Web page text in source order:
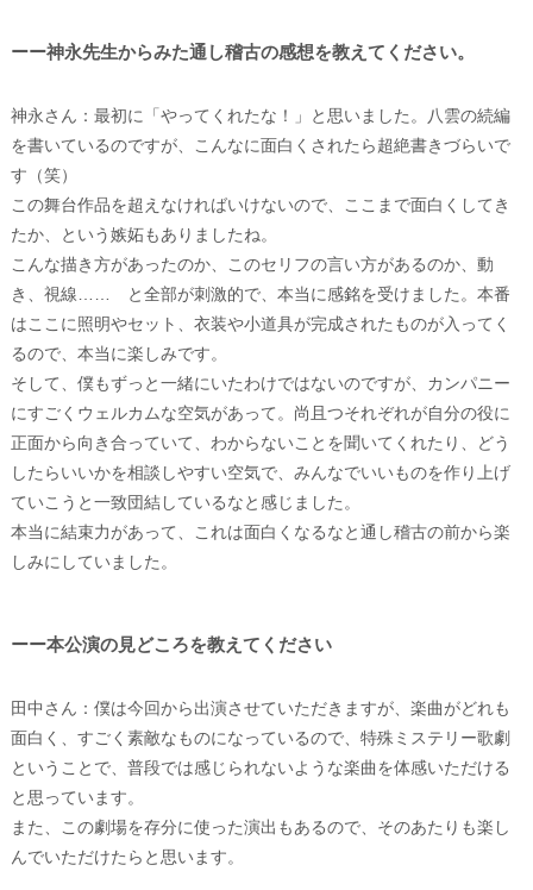
ーー神永先生からみた通し稽古の感想を教えてください。
神永さん：最初に「やってくれたな！」と思いました。八雲の続編
を書いているのですが、こんなに面白くされたら超絶書きづらいで
す（笑）
この舞台作品を超えなければいけないので、ここまで面白くしてき
たか、という嫉妬もありましたね。
こんな描き方があったのか、このセリフの言い方があるのか、動
き、視線…… と全部が刺激的で、本当に感銘を受けました。本番
はここに照明やセット、衣装や小道具が完成されたものが入ってく
るので、本当に楽しみです。
そして、僕もずっと一緒にいたわけではないのですが、カンパニー
にすごくウェルカムな空気があって。尚且つそれぞれが自分の役に
正面から向き合っていて、わからないことを聞いてくれたり、どう
したらいいかを相談しやすい空気で、みんなでいいものを作り上げ
ていこうと一致団結しているなと感じました。
本当に結束力があって、これは面白くなるなと通し稽古の前から楽
しみにしていました。
ーー本公演の見どころを教えてください
田中さん：僕は今回から出演させていただきますが、楽曲がどれも
面白く、すごく素敵なものになっているので、特殊ミステリー歌劇
ということで、普段では感じられないような楽曲を体感いただける
と思っています。
また、この劇場を存分に使った演出もあるので、そのあたりも楽し
んでいただけたらと思います。